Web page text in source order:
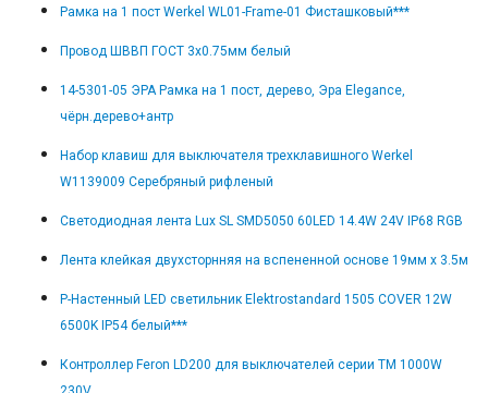
Рамка на 1 пост Werkel WL01-Frame-01 Фисташковый***
Провод ШВВП ГОСТ 3x0.75мм белый
14-5301-05 ЭРА Рамка на 1 пост, дерево, Эра Elegance,
чёрн.дерево+антр
Набор клавиш для выключателя трехклавишного Werkel
W1139009 Серебряный рифленый
Светодиодная лента Lux SL SMD5050 60LED 14.4W 24V IP68 RGB
Лента клейкая двухсторнняя на вспененной основе 19мм x 3.5м
Р-Настенный LED светильник Elektrostandard 1505 COVER 12W
6500K IP54 белый***
Контроллер Feron LD200 для выключателей серии TM 1000W